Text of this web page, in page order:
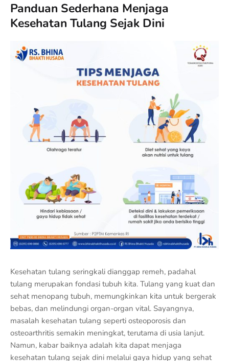
Panduan Sederhana Menjaga
Kesehatan Tulang Sejak Dini
Kesehatan tulang seringkali dianggap remeh, padahal
tulang merupakan fondasi tubuh kita. Tulang yang kuat dan
sehat menopang tubuh, memungkinkan kita untuk bergerak
bebas, dan melindungi organ-organ vital. Sayangnya,
masalah kesehatan tulang seperti osteoporosis dan
osteoarthritis semakin meningkat, terutama di usia lanjut.
Namun, kabar baiknya adalah kita dapat menjaga
kesehatan tulang sejak dini melalui gaya hidup yang sehat